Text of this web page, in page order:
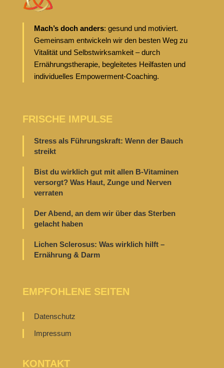
Mach’s doch anders: gesund und motiviert.
Gemeinsam entwickeln wir den besten Weg zu
Vitalität und Selbstwirksamkeit – durch
Ernährungstherapie, begleitetes Heilfasten und
individuelles Empowerment-Coaching.
FRISCHE IMPULSE
Stress als Führungskraft: Wenn der Bauch
streikt
Bist du wirklich gut mit allen B-Vitaminen
versorgt? Was Haut, Zunge und Nerven
verraten
Der Abend, an dem wir über das Sterben
gelacht haben
Lichen Sclerosus: Was wirklich hilft –
Ernährung & Darm
EMPFOHLENE SEITEN
Datenschutz
Impressum
KONTAKT